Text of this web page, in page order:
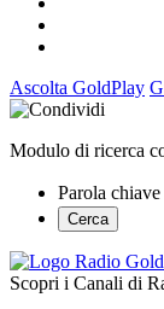
Ascolta GoldPlay
Modulo di ricerca
Parola chiave
Cerca
Scopri i Canali di